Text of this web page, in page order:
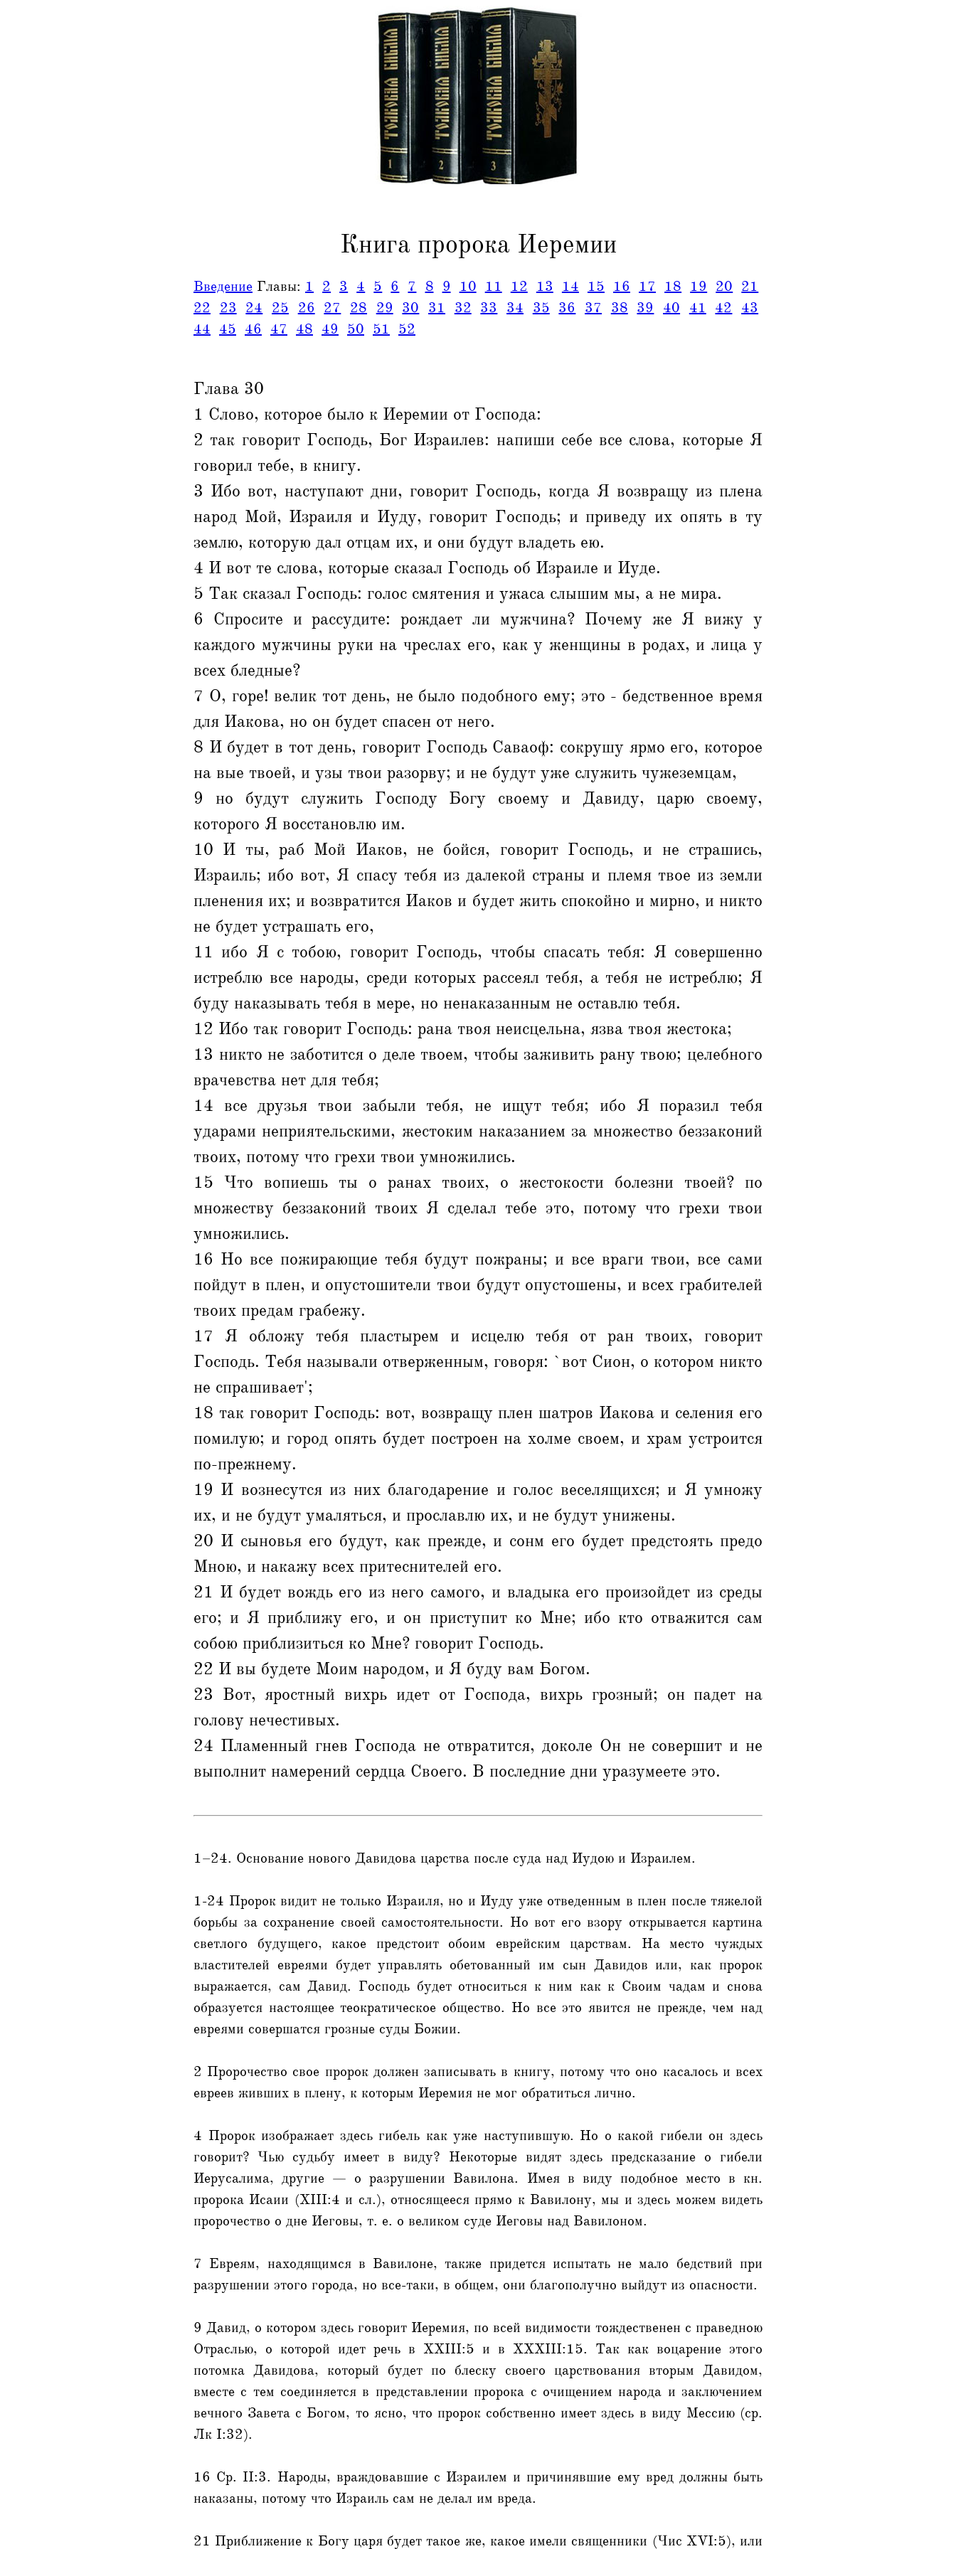
Книга пророка Иеремии
Введение Главы: 1 2 3 4 5 6 7 8 9 10 11 12 13 14 15 16 17 18 19 20 21
22
23 24 25 26 27 28 29 30 31 32 33 34 35 36 37 38 39 40 41 42
43
44 45 46 47 48 49 50 51 52
Глава 30
1 Слово, которое было к Иеремии от Господа:
2 так говорит Господь, Бог Израилев: напиши себе все слова, которые Я
говорил тебе, в книгу.
3 Ибо вот, наступают дни, говорит Господь, когда Я возвращу из плена
народ Мой, Израиля и Иуду, говорит Господь; и приведу их опять в ту
землю, которую дал отцам их, и они будут владеть ею.
4 И вот те слова, которые сказал Господь об Израиле и Иуде.
5 Так сказал Господь: голос смятения и ужаса слышим мы, а не мира.
6 Спросите и рассудите: рождает ли мужчина? Почему же Я вижу у
каждого мужчины руки на чреслах его, как у женщины в родах, и лица у
всех бледные?
7 О, горе! велик тот день, не было подобного ему; это - бедственное время
для Иакова, но он будет спасен от него.
8 И будет в тот день, говорит Господь Саваоф: сокрушу ярмо его, которое
на вые твоей, и узы твои разорву; и не будут уже служить чужеземцам,
9 но будут служить Господу Богу своему и Давиду, царю своему,
которого Я восстановлю им.
10 И ты, раб Мой Иаков, не бойся, говорит Господь, и не страшись,
Израиль; ибо вот, Я спасу тебя из далекой страны и племя твое из земли
пленения их; и возвратится Иаков и будет жить спокойно и мирно, и никто
не будет устрашать его,
11 ибо Я с тобою, говорит Господь, чтобы спасать тебя: Я совершенно
истреблю все народы, среди которых рассеял тебя, а тебя не истреблю; Я
буду наказывать тебя в мере, но ненаказанным не оставлю тебя.
12 Ибо так говорит Господь: рана твоя неисцельна, язва твоя жестока;
13 никто не заботится о деле твоем, чтобы заживить рану твою; целебного
врачевства нет для тебя;
14 все друзья твои забыли тебя, не ищут тебя; ибо Я поразил тебя
ударами неприятельскими, жестоким наказанием за множество беззаконий
твоих, потому что грехи твои умножились.
15 Что вопиешь ты о ранах твоих, о жестокости болезни твоей? по
множеству беззаконий твоих Я сделал тебе это, потому что грехи твои
умножились.
16 Но все пожирающие тебя будут пожраны; и все враги твои, все сами
пойдут в плен, и опустошители твои будут опустошены, и всех грабителей
твоих предам грабежу.
17 Я обложу тебя пластырем и исцелю тебя от ран твоих, говорит
Господь. Тебя называли отверженным, говоря: `вот Сион, о котором никто
не спрашивает';
18 так говорит Господь: вот, возвращу плен шатров Иакова и селения его
помилую; и город опять будет построен на холме своем, и храм устроится
по-прежнему.
19 И вознесутся из них благодарение и голос веселящихся; и Я умножу
их, и не будут умаляться, и прославлю их, и не будут унижены.
20 И сыновья его будут, как прежде, и сонм его будет предстоять предо
Мною, и накажу всех притеснителей его.
21 И будет вождь его из него самого, и владыка его произойдет из среды
его; и Я приближу его, и он приступит ко Мне; ибо кто отважится сам
собою приблизиться ко Мне? говорит Господь.
22 И вы будете Моим народом, и Я буду вам Богом.
23 Вот, яростный вихрь идет от Господа, вихрь грозный; он падет на
голову нечестивых.
24 Пламенный гнев Господа не отвратится, доколе Он не совершит и не
выполнит намерений сердца Своего. В последние дни уразумеете это.
1–24. Основание нового Давидова царства после суда над Иудою и Израилем.
1-24 Пророк видит не только Израиля, но и Иуду уже отведенным в плен после тяжелой
борьбы за сохранение своей самостоятельности. Но вот его взору открывается картина
светлого будущего, какое предстоит обоим еврейским царствам. На место чуждых
властителей евреями будет управлять обетованный им сын Давидов или, как пророк
выражается, сам Давид. Господь будет относиться к ним как к Своим чадам и снова
образуется настоящее теократическое общество. Но все это явится не прежде, чем над
евреями совершатся грозные суды Божии.
2 Пророчество свое пророк должен записывать в книгу, потому что оно касалось и всех
евреев живших в плену, к которым Иеремия не мог обратиться лично.
4 Пророк изображает здесь гибель как уже наступившую. Но о какой гибели он здесь
говорит? Чью судьбу имеет в виду? Некоторые видят здесь предсказание о гибели
Иерусалима, другие — о разрушении Вавилона. Имея в виду подобное место в кн.
пророка Исаии (XIII:4 и сл.), относящееся прямо к Вавилону, мы и здесь можем видеть
пророчество о дне Иеговы, т. е. о великом суде Иеговы над Вавилоном.
7 Евреям, находящимся в Вавилоне, также придется испытать не мало бедствий при
разрушении этого города, но все-таки, в общем, они благополучно выйдут из опасности.
9 Давид, о котором здесь говорит Иеремия, по всей видимости тождественен с праведною
Отраслью, о которой идет речь в XXIII:5 и в XXXIII:15. Так как воцарение этого
потомка Давидова, который будет по блеску своего царствования вторым Давидом,
вместе с тем соединяется в представлении пророка с очищением народа и заключением
вечного Завета с Богом, то ясно, что пророк собственно имеет здесь в виду Мессию (ср.
Лк I:32).
16 Ср. II:3. Народы, враждовавшие с Израилем и причинявшие ему вред должны быть
наказаны, потому что Израиль сам не делал им вреда.
21 Приближение к Богу царя будет такое же, какое имели священники (Чис XVI:5), или